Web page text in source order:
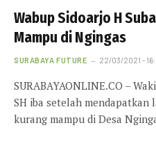
Wabup Sidoarjo H
Mampu di Ngingas
SURABAYA FUTURE 22/03/2021 -
SURABAYAONLINE.CO –
SH iba setelah mendapatkan
kurang mampu di Desa